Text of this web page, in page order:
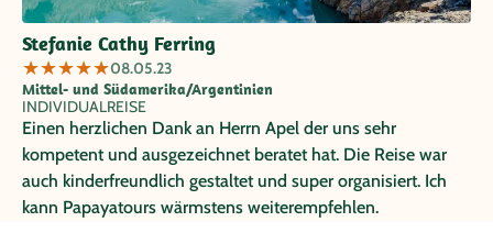
Stefanie Cathy Ferring
★★★★★08.05.23
Mittel- und Südamerika/Argentinien
INDIVIDUALREISE
Einen herzlichen Dank an Herrn Apel der uns sehr
kompetent und ausgezeichnet beratet hat. Die Reise war
auch kinderfreundlich gestaltet und super organisiert. Ich
kann Papayatours wärmstens weiterempfehlen.